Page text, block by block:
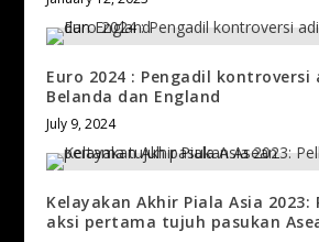
Euro 2024 : Pengadil kontroversi
Belanda dan England
July 9, 2024
Kelayakan Akhir Piala Asia 2023:
aksi pertama tujuh pasukan